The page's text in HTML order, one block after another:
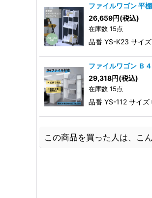
ファイルワゴン 平
26,659円(税込)
在庫数 15点
品番 YS-K23 サイ
ファイルワゴン Ｂ
29,318円(税込)
在庫数 15点
品番 YS-112 サイ
この商品を買った人は、こ